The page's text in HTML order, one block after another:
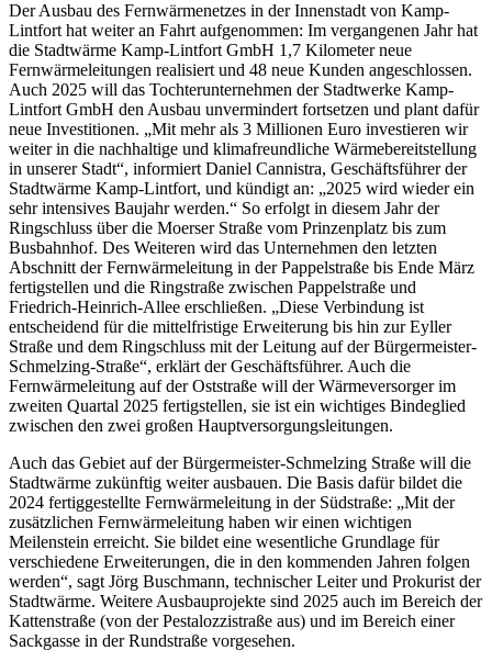
Der Ausbau des Fernwärmenetzes in der Innenstadt von Kamp-
Lintfort hat weiter an Fahrt aufgenommen: Im vergangenen Jahr hat
die Stadtwärme Kamp-Lintfort GmbH 1,7 Kilometer neue
Fernwärmeleitungen realisiert und 48 neue Kunden angeschlossen.
Auch 2025 will das Tochterunternehmen der Stadtwerke Kamp-
Lintfort GmbH den Ausbau unvermindert fortsetzen und plant dafür
neue Investitionen. „Mit mehr als 3 Millionen Euro investieren wir
weiter in die nachhaltige und klimafreundliche Wärmebereitstellung
in unserer Stadt“, informiert Daniel Cannistra, Geschäftsführer der
Stadtwärme Kamp-Lintfort, und kündigt an: „2025 wird wieder ein
sehr intensives Baujahr werden.“ So erfolgt in diesem Jahr der
Ringschluss über die Moerser Straße vom Prinzenplatz bis zum
Busbahnhof. Des Weiteren wird das Unternehmen den letzten
Abschnitt der Fernwärmeleitung in der Pappelstraße bis Ende März
fertigstellen und die Ringstraße zwischen Pappelstraße und
Friedrich-Heinrich-Allee erschließen. „Diese Verbindung ist
entscheidend für die mittelfristige Erweiterung bis hin zur Eyller
Straße und dem Ringschluss mit der Leitung auf der Bürgermeister-
Schmelzing-Straße“, erklärt der Geschäftsführer. Auch die
Fernwärmeleitung auf der Oststraße will der Wärmeversorger im
zweiten Quartal 2025 fertigstellen, sie ist ein wichtiges Bindeglied
zwischen den zwei großen Hauptversorgungsleitungen.
Auch das Gebiet auf der Bürgermeister-Schmelzing Straße will die
Stadtwärme zukünftig weiter ausbauen. Die Basis dafür bildet die
2024 fertiggestellte Fernwärmeleitung in der Südstraße: „Mit der
zusätzlichen Fernwärmeleitung haben wir einen wichtigen
Meilenstein erreicht. Sie bildet eine wesentliche Grundlage für
verschiedene Erweiterungen, die in den kommenden Jahren folgen
werden“, sagt Jörg Buschmann, technischer Leiter und Prokurist der
Stadtwärme. Weitere Ausbauprojekte sind 2025 auch im Bereich der
Kattenstraße (von der Pestalozzistraße aus) und im Bereich einer
Sackgasse in der Rundstraße vorgesehen.